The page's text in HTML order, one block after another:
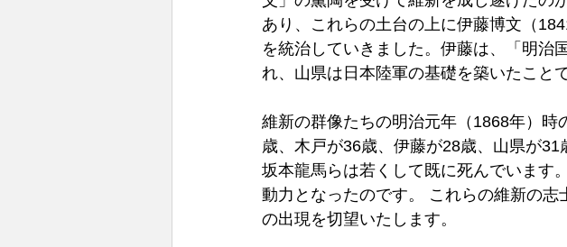
あり、これらの土台の上に伊藤博文（
を統治していきました。伊藤は、「明治
れ、山県は日本陸軍の基礎を築いたこと
維新の群像たちの明治元年（1868年）
歳、木戸が36歳、伊藤が28歳、山県が31
坂本龍馬らは若くして既に死んでいます
動力となったのです。 これらの維新の
の出現を切望いたします。